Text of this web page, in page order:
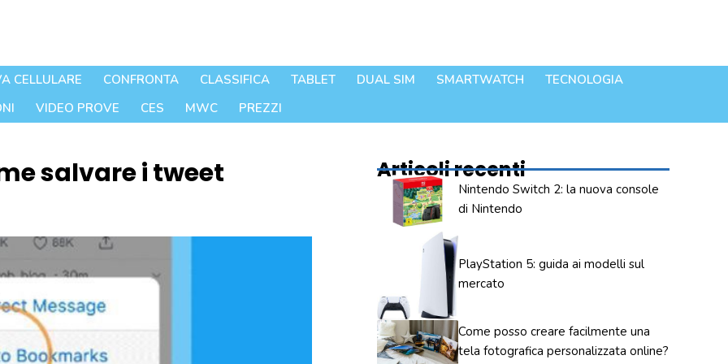
CELLULARE CONFRONTA CLASSIFICA TABLET DUAL SIM SMARTWATCH
TECNOLOGIA
VIDEO PROVE CES MWC PREZZI
salvare i tweet
Articoli recenti
Nintendo Switch 2: la nuova console
di Nintendo
PlayStation 5: guida ai modelli sul
mercato
Come posso creare facilmente una
tela fotografica personalizzata online?